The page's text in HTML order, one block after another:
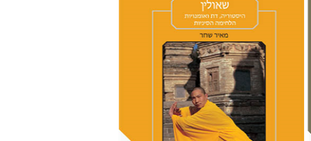
מאיר שחר
מירי אליאב-פלדון
דורון מגן